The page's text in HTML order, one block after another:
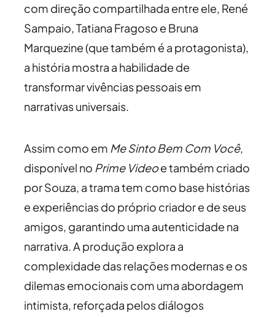
com direção compartilhada entre ele, René
Sampaio, Tatiana Fragoso e Bruna
Marquezine (que também é a protagonista),
a história mostra a habilidade de
transformar vivências pessoais em
narrativas universais.
Assim como em Me Sinto Bem Com Você,
disponível no Prime Videoe também criado
por Souza, a trama tem como base histórias
e experiências do próprio criador e de seus
amigos, garantindo uma autenticidade na
narrativa. A produção explora a
complexidade das relações modernas e os
dilemas emocionais com uma abordagem
intimista, reforçada pelos diálogos